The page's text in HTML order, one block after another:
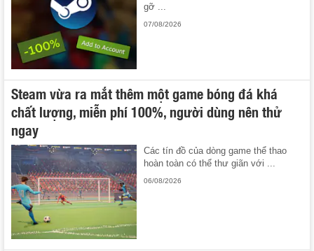
gỡ ...
07/08/2026
Steam vừa ra mắt thêm một game bóng đá khá
chất lượng, miễn phí 100%, người dùng nên thử
ngay
Các tín đồ của dòng game thể thao
hoàn toàn có thể thư giãn với ...
06/08/2026